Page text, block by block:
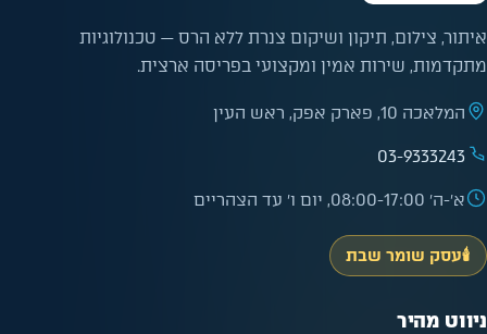
איתור, צילום, תיקון ושיקום צנרת ללא הרס — טכנולוגיות
מתקדמות, שירות אמין ומקצועי בפריסה ארצית.
המלאכה 10, פארק אפק, ראש העין
03-9333243
א׳-ה׳ 08:00-17:00, יום ו׳ עד הצהריים
🕯️עסק שומר שבת
ניווט מהיר